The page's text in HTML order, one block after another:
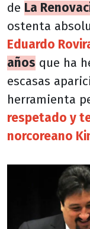
de La
ostenta
Eduardo
años que ha
escasas
herramienta
respetado y
norcoreano